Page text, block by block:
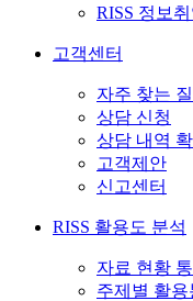
RISS 정보
고객센터
자주 찾는
상담 신청
상담 내역
고객제안
신고센터
RISS 활용도 분석
자료 현황 통
주제별 활용